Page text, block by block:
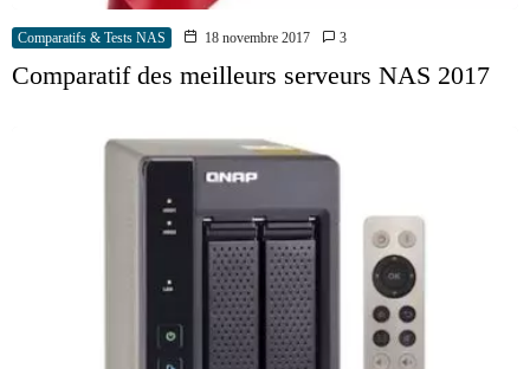
Comparatifs & Tests NAS 18 novembre 2017 3
Comparatif des meilleurs serveurs NAS 2017